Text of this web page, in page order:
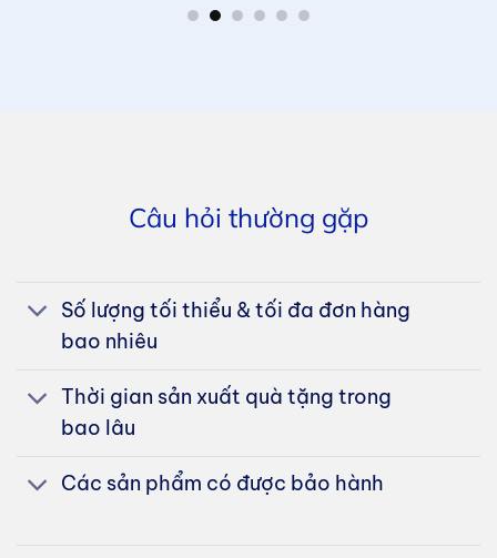
Câu hỏi thường gặp
Số lượng tối thiểu & tối đa đơn hàng
bao nhiêu
Thời gian sản xuất quà tặng trong
bao lâu
Các sản phẩm có được bảo hành